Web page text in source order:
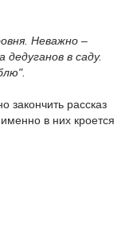
Неважно –
в саду.
закончить рассказ
в них кроется